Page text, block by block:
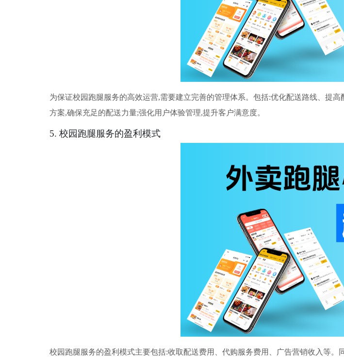
为保证校园跑腿服务的高效运营,需要建立完善的管理体系。包括:优化配送路线、提
方案,确保充足的配送力量;强化用户体验管理,提升客户满意度。
5. 校园跑腿服务的盈利模式
校园跑腿服务的盈利模式主要包括:收取配送费用、代购服务费用、广告营销收入等